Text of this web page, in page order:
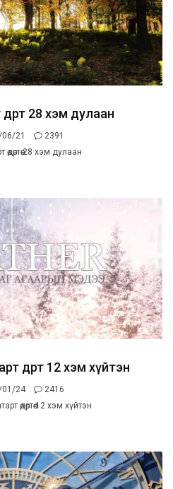
28 хэм дулаан
21
2391
28 хэм дулаан
өдөртөө 12 хэм хүйтэн
01/24
2416
өдөртөө 12 хэм хүйтэн